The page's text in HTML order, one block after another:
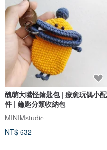
醜萌大嘴怪鑰匙包 | 療愈玩偶小配
件 | 鑰匙分類收納包
MINIMstudio
NT$ 632